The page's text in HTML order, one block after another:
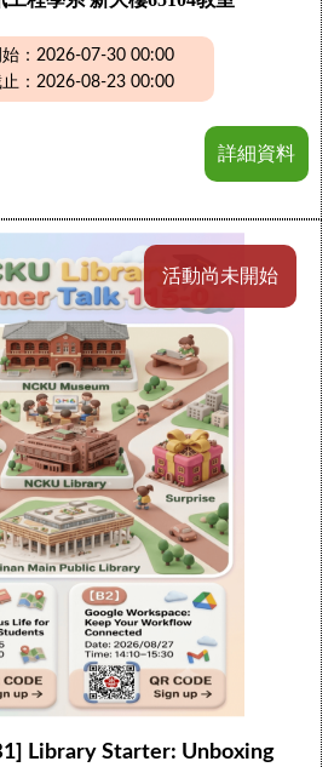
：2026-07-30 00:00
：2026-08-23 00:00
詳細資料
活動尚未開始
Library Starter: Unboxing